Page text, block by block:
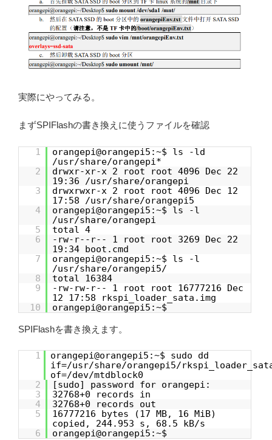
実際にやってみる。
まずSPIFlashの書き換えに使うファイルを確認
1
orangepi@orangepi5:~$ ls -ld
/usr/share/orangepi*
2
drwxr-xr-x 2 root root 4096 Dec 22
19:36 /usr/share/orangepi
3
drwxrwxr-x 2 root root 4096 Dec 12
17:58 /usr/share/orangepi5
4
orangepi@orangepi5:~$ ls -l
/usr/share/orangepi
5
total 4
6
-rw-r--r-- 1 root root 3269 Dec 22
19:34 boot.cmd
7
orangepi@orangepi5:~$ ls -l
/usr/share/orangepi5/
8
total 16384
9
-rw-rw-r-- 1 root root 16777216 Dec
12 17:58 rkspi_loader_sata.img
10
orangepi@orangepi5:~$
SPIFlashを書き換えます。
1
orangepi@orangepi5:~$ sudo dd
if=/usr/share/orangepi5/
of=/dev/mtdblock0
2
[sudo] password for orangepi:
3
32768+0 records in
4
32768+0 records out
5
16777216 bytes (17 MB, 16 MiB)
copied, 244.953 s, 68.5 kB/s
6
orangepi@orangepi5:~$